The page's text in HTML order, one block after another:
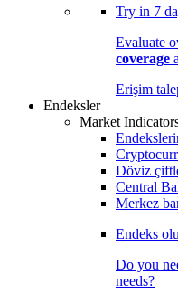
Try in 7
Evaluate
coverage
Erişim
Endeksler
Market
Döviz
Central
Merkez
Endeks
Do you
needs?